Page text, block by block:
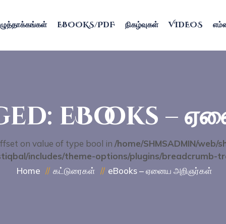
EBOOKS/PDF நிகழ்வுகள் VIDEOS
eBooks –
on value of type bool in /home/SHMSADMIN/web/
includes/theme-options/plugins/breadcrumb-
Home
கட்டுரைகள் eBooks – ஏனைய அறிஞர்கள்